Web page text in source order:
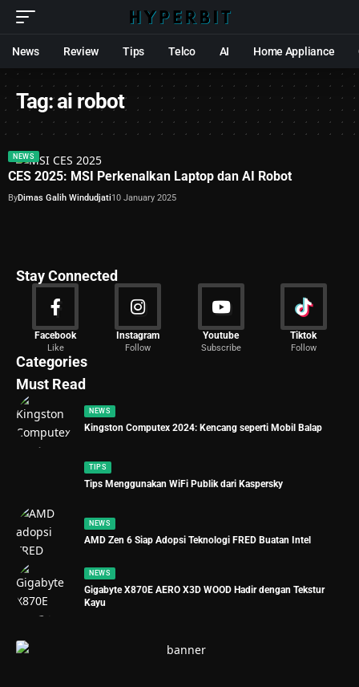
News Review Tips Telco AI Home Appliance
Tag:ai robot
NEWS
CES 2025: MSI Perkenalkan Laptop dan AI Robot
ByDimas Galih Windudjati10 January 2025
Stay Connected
Facebook
Like
Instagram
Follow
Youtube
Subscribe
Tiktok
Follow
Categories
News
2027 Articles
Must Read
NEWS
Kingston Computex 2024: Kencang seperti Mobil Balap
TIPS
Tips Menggunakan WiFi Publik dari Kaspersky
NEWS
AMD Zen 6 Siap Adopsi Teknologi FRED Buatan Intel
NEWS
Gigabyte X870E AERO X3D WOOD Hadir dengan Tekstur
Kayu